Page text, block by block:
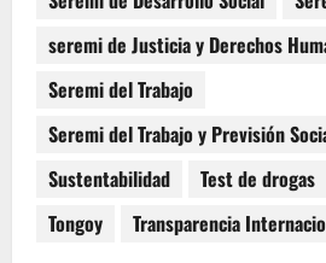
seremi de Justicia y Derechos
Seremi del Trabajo
Seremi del Trabajo y Previsión
Sustentabilidad
Test de drogas
Tongoy
Transparencia